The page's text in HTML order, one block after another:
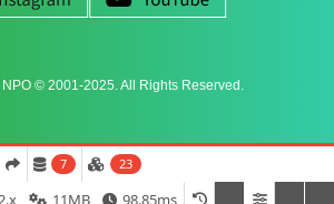
© 2001-2025. All Rights Reserved.
7 23
98.85ms
11MB